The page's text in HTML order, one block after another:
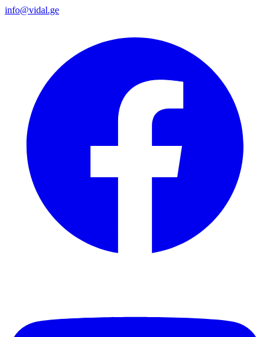
info@vidal.ge